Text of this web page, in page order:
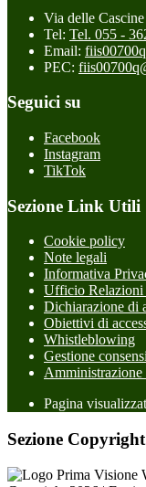
Via delle
Tel: Tel. 055 -
Email:
PEC:
Seguici su
Facebook
Instagram
TikTok
Sezione Link Utili
Cookie policy
Note legali
Informativa
Ufficio
Dichiarazione di
Obiettivi di
Whistleblowing
Gestione
Amministrazione
Pagina
Sezione Copyright